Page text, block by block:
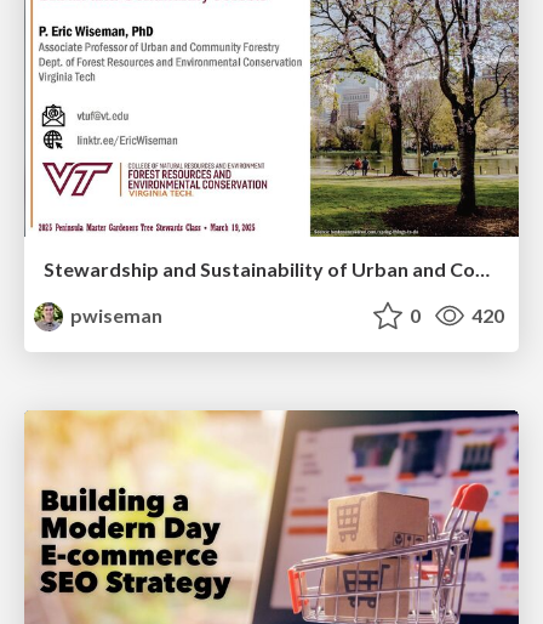
Stewardship and Sustainability of Urban and Community Forests
pwiseman
0 420